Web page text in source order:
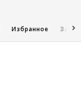
Избранное